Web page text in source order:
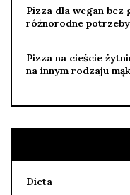
Pizza dla wegan bez
różnorodne
Pizza na cieście
na innym rodzaju
Dieta